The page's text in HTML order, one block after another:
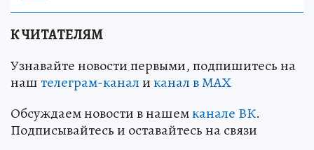
К ЧИТАТЕЛЯМ
Узнавайте новости первыми, подпишитесь на
наштелеграм-каналиканал в МАХ
Обсуждаем новости в нашемканале ВК.
Подписывайтесь и оставайтесь на связи